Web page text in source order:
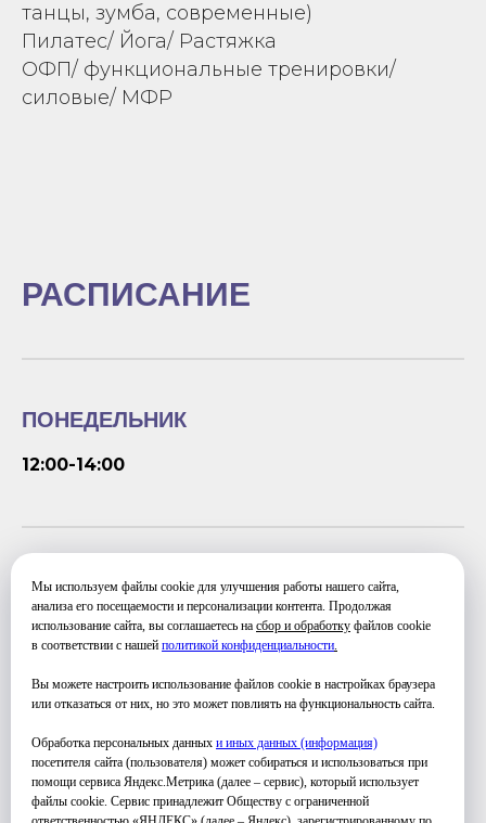
Мы используем файлы cookie для улучшения работы нашего сайта,
анализа его посещаемости и персонализации контента. Продолжая
использование сайта, вы соглашаетесь на сбор и обработку файлов cookie
в соответствии с нашей политикой конфиденциальности.
Вы можете настроить использование файлов cookie в настройках браузера
или отказаться от них, но это может повлиять на функциональность сайта.
Обработка персональных данных и иных данных (информация)
посетителя сайта (пользователя) может собираться и использоваться при
помощи сервиса Яндекс.Метрика (далее – сервис), который использует
файлы cookie. Сервис принадлежит Обществу с ограниченной
танцы, зумба, современные)
Пилатес/ Йога/ Растяжка
ОФП/ функциональные тренировки/
силовые/ МФР
РАСПИСАНИЕ
ПОНЕДЕЛЬНИК
12:00-14:00
СРЕДА
12:00-14:00